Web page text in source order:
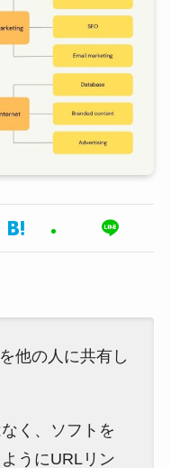
他の人に共有し
く、ソフトを
うにURLリン